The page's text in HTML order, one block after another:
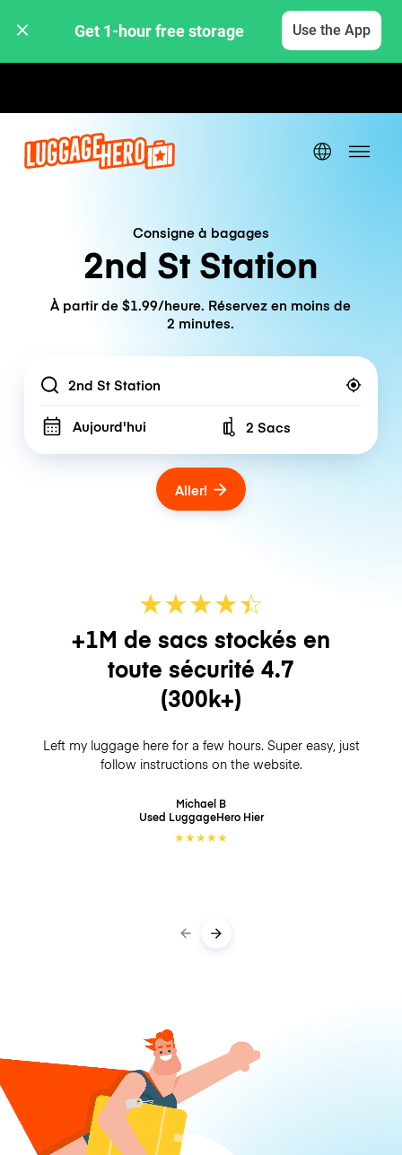
Get 1-hour free storage Use the App
Consigne à bagages
2nd St Station
À partir de $1.99/heure. Réservez en moins de
2 minutes.
Location
Aujourd'hui Number of bags
2 Sacs
Aller!
★★★★☆
★
+1M de sacs stockés en
toute sécurité 4.7
(300k+)
Left my luggage here for a few hours. Super easy, just
follow instructions on the website.
Michael B
Used LuggageHero Hier
★★★★★